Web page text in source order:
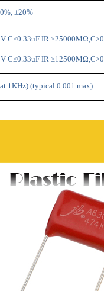
±20%
C≤0.33uF IR
C≤0.33uF IR
1KHz) (typical 0.001 max)